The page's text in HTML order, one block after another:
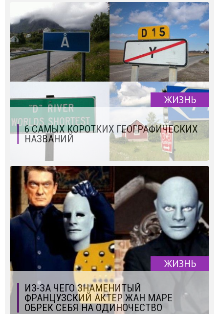
ЖИЗНЬ
6 САМЫХ КОРОТКИХ ГЕОГРАФИЧЕСКИХ
НАЗВАНИЙ
ЖИЗНЬ
ИЗ-ЗА ЧЕГО ЗНАМЕНИТЫЙ
ФРАНЦУЗСКИЙ АКТЕР ЖАН МАРЕ
ОБРЕК СЕБЯ НА ОДИНОЧЕСТВО